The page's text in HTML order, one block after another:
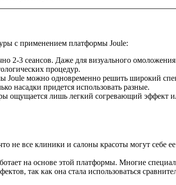
с применением платформы Joule:
2-3 сеансов. Даже для визуального
процедур.
Joule можно одновременно решить широкий
насадки придется использовать разные.
ощущается лишь легкий согревающий эффект
не все клиники и салоны красоты могут себе
на основе этой платформы. Многие
так как она стала использоваться